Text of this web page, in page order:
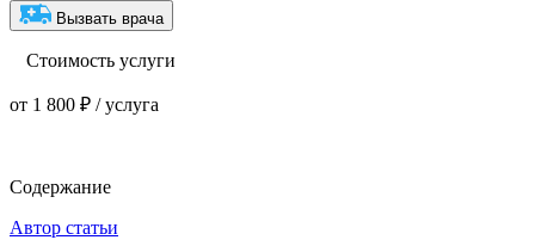
Вызвать врача
Стоимость услуги
от 1 800 ₽ / услуга
Содержание
Автор статьи